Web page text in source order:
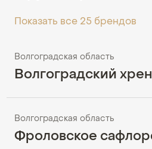
Показать все 25 брендов
Волгоградская область
Волгоградский
Волгоградская область
Фроловское